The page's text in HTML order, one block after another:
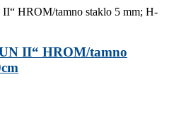
II“ HROM/tamno